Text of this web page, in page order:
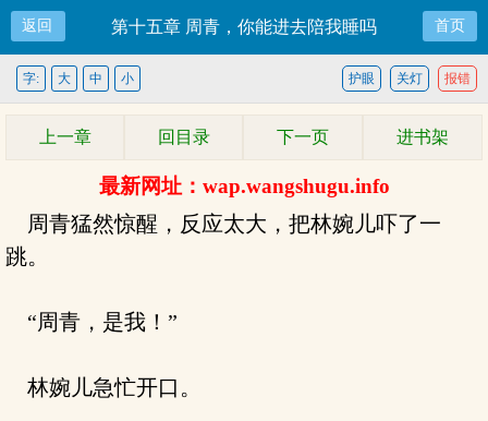
返回 第十五章 周青，你能进去陪我睡吗 首页
报错
关灯
护眼
字: 大 中 小
上一章 回目录 下一页 进书架
最新网址：wap.wangshugu.info
周青猛然惊醒，反应太大，把林婉儿吓了一
跳。
“周青，是我！”
林婉儿急忙开口。